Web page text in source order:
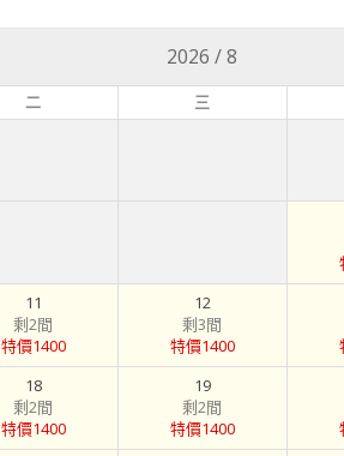
2026 /8
二 三
11
剩2間
特價1400
12
剩3間
特價1400
18
剩2間
特價1400
19
剩2間
特價1400